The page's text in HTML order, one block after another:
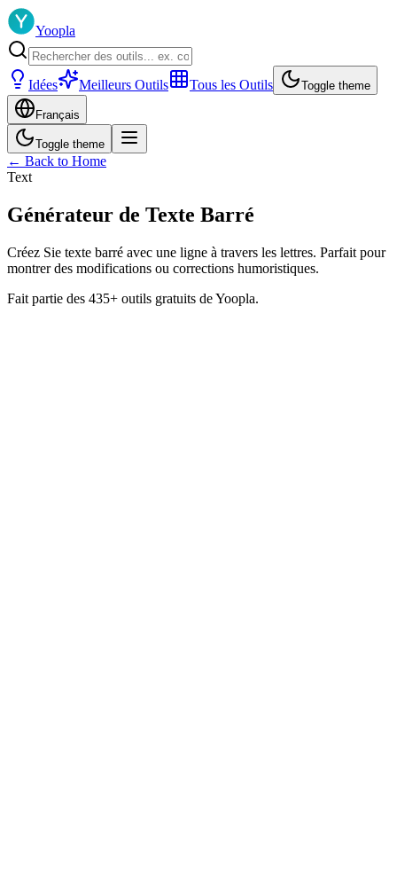
Yoopla
Idées Meilleurs Outils Tous les Outils Toggle theme
Français
Toggle theme
← Back to Home
Text
Générateur de Texte Barré
Créez Sie texte barré avec une ligne à travers les lettres. Parfait pour
montrer des modifications ou corrections humoristiques.
Fait partie des 435+ outils gratuits de Yoopla.